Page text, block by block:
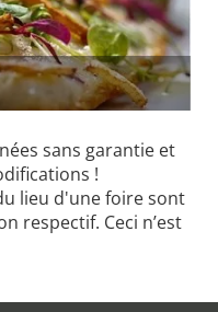
sans garantie et
!
lieu d'une foire sont
respectif. Ceci n’est